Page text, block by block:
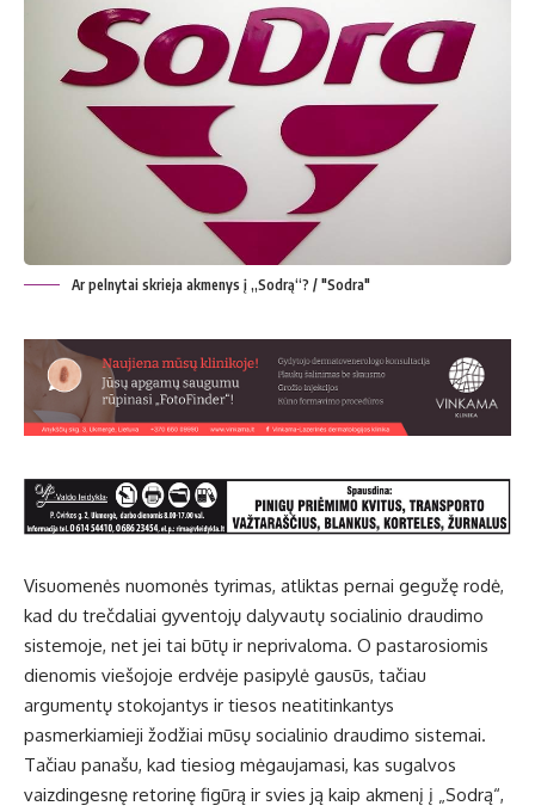
Ar pelnytai skrieja akmenys į „Sodrą“? / "Sodra"
Visuomenės nuomonės tyrimas, atliktas pernai gegužę rodė,
kad du trečdaliai gyventojų dalyvautų socialinio draudimo
sistemoje, net jei tai būtų ir neprivaloma. O pastarosiomis
dienomis viešojoje erdvėje pasipylė gausūs, tačiau
argumentų stokojantys ir tiesos neatitinkantys
pasmerkiamieji žodžiai mūsų socialinio draudimo sistemai.
Tačiau panašu, kad tiesiog mėgaujamasi, kas sugalvos
vaizdingesnę retorinę figūrą ir svies ją kaip akmenį į „Sodrą“,